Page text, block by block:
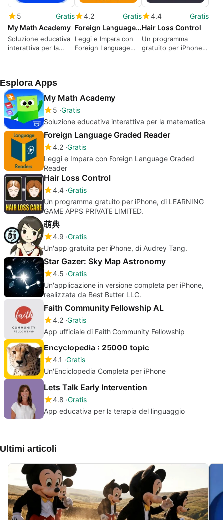
5
Gratis
My Math Academy
Soluzione educativa
interattiva per la
4.2
Gratis
Foreign Language Graded Reader
Leggi e Impara con
Foreign Language
4.4
Gratis
Hair Loss Control
Un programma
gratuito per iPhone,
Esplora Apps
My Math Academy
5 Gratis
Soluzione educativa interattiva per la matematica
Foreign Language Graded Reader
4.2 Gratis
Leggi e Impara con Foreign Language Graded
Reader
Hair Loss Control
4.4 Gratis
Un programma gratuito per iPhone, di LEARNING
GAME APPS PRIVATE LIMITED.
萌典
4.9 Gratis
Un'app gratuita per iPhone, di Audrey Tang.
Star Gazer: Sky Map Astronomy
4.5 Gratis
Un'applicazione in versione completa per iPhone,
realizzata da Best Butter LLC.
Faith Community Fellowship AL
4.2 Gratis
App ufficiale di Faith Community Fellowship
Encyclopedia : 25000 topic
4.1 Gratis
Un'Enciclopedia Completa per iPhone
Lets Talk Early Intervention
4.8 Gratis
App educativa per la terapia del linguaggio
Ultimi articoli